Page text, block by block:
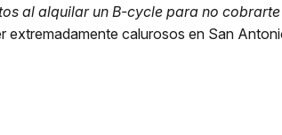
al alquilar un B-cycle para no
extremadamente calurosos en San